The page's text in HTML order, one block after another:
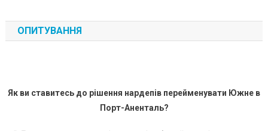
ОПИТУВАННЯ
Як ви ставитесь до рішення нардепів перейменувати Южне в
Порт-Аненталь?